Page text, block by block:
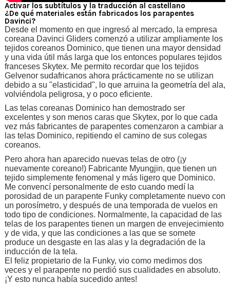
Activar los subtítulos y la traducción al castellano
¿De qué materiales están fabricados los parapentes
Davinci?
Desde el momento en que ingresó al mercado, la empresa
coreana Davinci Gliders comenzó a utilizar ampliamente los
tejidos coreanos Dominico, que tienen una mayor densidad
y una vida útil más larga que los entonces populares tejidos
franceses Skytex. Me permito recordar que los tejidos
Gelvenor sudafricanos ahora prácticamente no se utilizan
debido a su "elasticidad", lo que arruina la geometría del ala,
volviéndola peligrosa, y o poco eficiente.
Las telas coreanas Dominico han demostrado ser
excelentes y son menos caras que Skytex, por lo que cada
vez más fabricantes de parapentes comenzaron a cambiar a
las telas Dominico, repitiendo el camino de sus colegas
coreanos.
Pero ahora han aparecido nuevas telas de otro (¡y
nuevamente coreano!) Fabricante Myungjin, que tienen un
tejido simplemente fenomenal y más ligero que Dominico.
Me convencí personalmente de esto cuando medí la
porosidad de un parapente Funky completamente nuevo con
un porosímetro, y después de una temporada de vuelos en
todo tipo de condiciones. Normalmente, la capacidad de las
telas de los parapentes tienen un margen de envejecimiento
y de vida, y que las condiciones a las que se somete
produce un desgaste en las alas y la degradación de la
inducción de la tela.
El feliz propietario de la Funky, vio como medimos dos
veces y el parapente no perdió sus cualidades en absoluto.
¡Y esto nunca había sucedido antes!